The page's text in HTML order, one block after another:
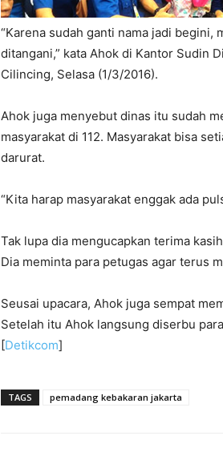
“Karena sudah ganti nama jadi begini,
ditangani,” kata Ahok di Kantor Sudin
Cilincing, Selasa (1/3/2016).
Ahok juga menyebut dinas itu sudah
masyarakat di 112. Masyarakat bisa
darurat.
“Kita harap masyarakat enggak ada
Tak lupa dia mengucapkan terima
Dia meminta para petugas agar terus
Seusai upacara, Ahok juga sempat
Setelah itu Ahok langsung diserbu
[Detikcom]
TAGS pemadang kebakaran jakarta